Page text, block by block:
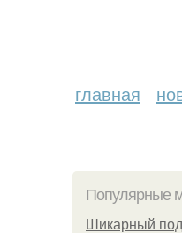
главная
Популярные
Шикарный